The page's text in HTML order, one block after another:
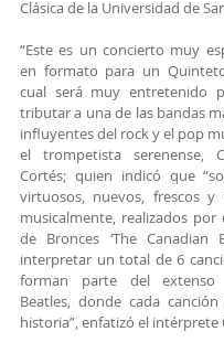
Clásica de la Universidad de
“Este es un concierto muy
en formato para un
cual será muy entretenido
tributar a una de las bandas
influyentes del rock y el pop
el trompetista serenense,
Cortés; quien indicó que
virtuosos, nuevos, frescos y
musicalmente, realizados
de Bronces ‘The Canadian
interpretar un total de 6
forman parte del extenso
Beatles, donde cada
historia”, enfatizó el intérprete